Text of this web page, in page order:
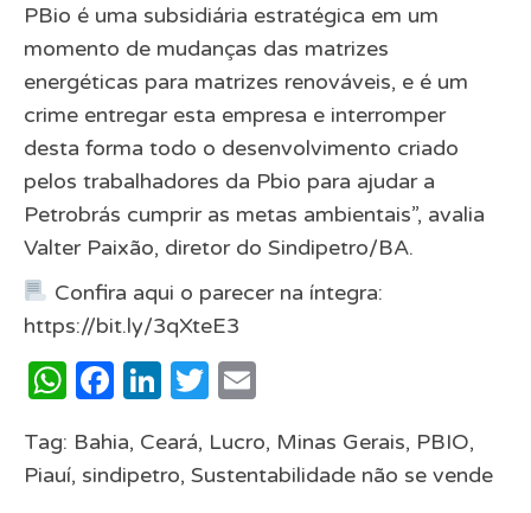
PBio é uma subsidiária estratégica em um
momento de mudanças das matrizes
energéticas para matrizes renováveis, e é um
crime entregar esta empresa e interromper
desta forma todo o desenvolvimento criado
pelos trabalhadores da Pbio para ajudar a
Petrobrás cumprir as metas ambientais”, avalia
Valter Paixão, diretor do Sindipetro/BA.
Confira aqui o parecer na íntegra:
https://bit.ly/3qXteE3
WhatsApp
Facebook
LinkedIn
Twitter
Tag: Bahia, Ceará, Lucro, Minas Gerais, PBIO,
Piauí, sindipetro,Sustentabilidade não se vende